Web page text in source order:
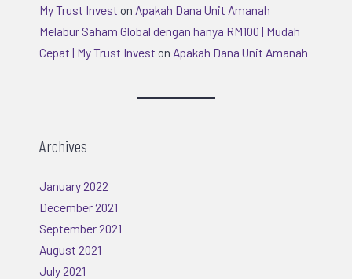
My Trust Invest on Apakah Dana Unit Amanah
Melabur Saham Global dengan hanya RM100 | Mudah
Cepat | My Trust Invest on Apakah Dana Unit Amanah
Archives
January 2022
December 2021
September 2021
August 2021
July 2021